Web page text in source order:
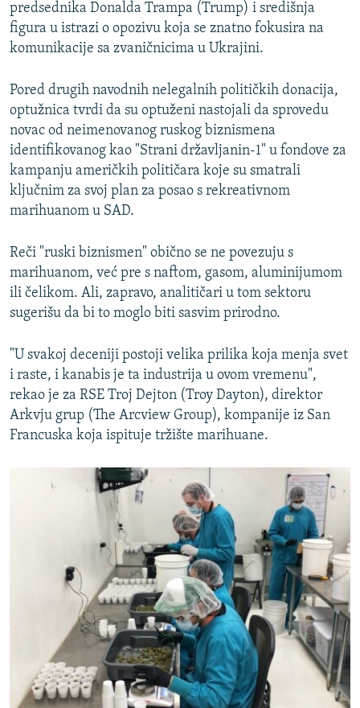
predsednika Donalda Trampa (Trump) i središnja
figura u istrazi o opozivu koja se znatno fokusira na
komunikacije sa zvaničnicima u Ukrajini.
Pored drugih navodnih nelegalnih političkih donacija,
optužnica tvrdi da su optuženi nastojali da sprovedu
novac od neimenovanog ruskog biznismena
identifikovanog kao "Strani državljanin-1" u fondove za
kampanju američkih političara koje su smatrali
ključnim za svoj plan za posao s rekreativnom
marihuanom u SAD.
Reči "ruski biznismen" obično se ne povezuju s
marihuanom, već pre s naftom, gasom, aluminijumom
ili čelikom. Ali, zapravo, analitičari u tom sektoru
sugerišu da bi to moglo biti sasvim prirodno.
"U svakoj deceniji postoji velika prilika koja menja svet
i raste, i kanabis je ta industrija u ovom vremenu",
rekao je za RSE Troj Dejton (Troy Dayton), direktor
Arkvju grup (The Arcview Group), kompanije iz San
Francuska koja ispituje tržište marihuane.